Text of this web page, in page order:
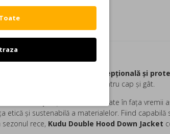
REVIEW-URI
pentru a oferi căldură excepțională și
și o izolație excelentă pentru cap și gât.
și oferă durabilitate în fața vremii
etică și sustenabilă a materialelor. Fiind
rece, Kudu Double Hood Down Jacket